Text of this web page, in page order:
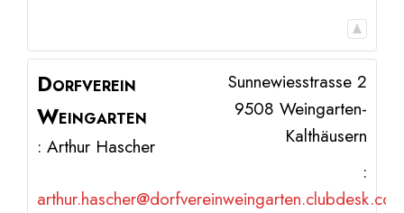
Dorfverein
Weingarten
: Arthur Hascher
Sunnewiesstrasse 2
9508 Weingarten-
Kalthäusern
:
arthur.hascher@dorfvereinweingarten.clubdesk.com